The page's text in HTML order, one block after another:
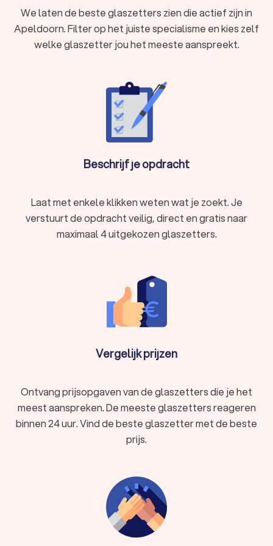
We laten de beste glaszetters zien die actief zijn in
Apeldoorn. Filter op het juiste specialisme en kies zelf
welke glaszetter jou het meeste aanspreekt.
Beschrijf je opdracht
Laat met enkele klikken weten wat je zoekt. Je
verstuurt de opdracht veilig, direct en gratis naar
maximaal 4 uitgekozen glaszetters.
Vergelijk prijzen
Ontvang prijsopgaven van de glaszetters die je het
meest aanspreken. De meeste glaszetters reageren
binnen 24 uur. Vind de beste glaszetter met de beste
prijs.